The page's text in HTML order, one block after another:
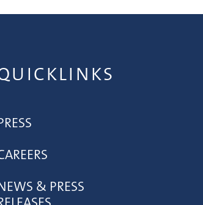
& PRESS